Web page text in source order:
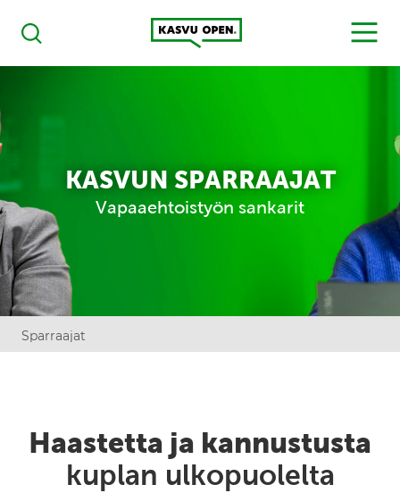
Haku
Kasvu Open
MENU
KASVUN SPARRAAJAT
Vapaaehtoistyön sankarit
Sparraajat
Haastetta ja kannustusta
kuplan ulkopuolelta